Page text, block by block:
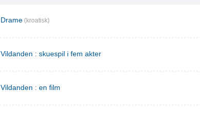
Drame (kroatisk)
Vildanden : skuespil i fem akter
Vildanden : en film